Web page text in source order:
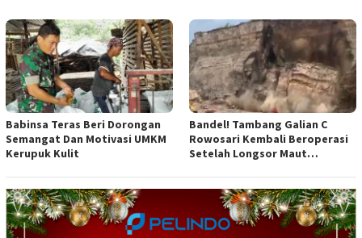
Anggaran
Babinsa Teras Beri Dorongan
Semangat Dan Motivasi UMKM
Kerupuk Kulit
Bandel! Tambang Galian C
Rowosari Kembali Beroperasi
Setelah Longsor Maut